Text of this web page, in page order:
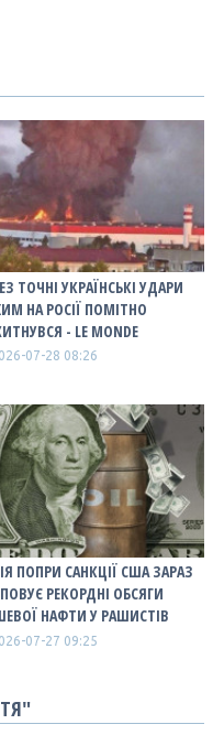
ТОЧНІ УКРАЇНСЬКІ УДАРИ
НА РОСІЇ ПОМІТНО
- LE MONDE
07-28 08:26
ПОПРИ САНКЦІЇ США ЗАРАЗ
РЕКОРДНІ ОБСЯГИ
НАФТИ У РАШИСТІВ
07-27 09:25